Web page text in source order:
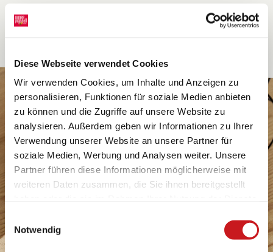
Diese Webseite verwendet Cookies
Wir verwenden Cookies, um Inhalte und Anzeigen zu
personalisieren, Funktionen für soziale Medien anbieten
zu können und die Zugriffe auf unsere Website zu
analysieren. Außerdem geben wir Informationen zu Ihrer
Verwendung unserer Website an unsere Partner für
soziale Medien, Werbung und Analysen weiter. Unsere
Partner führen diese Informationen möglicherweise mit
weiteren Daten zusammen, die Sie ihnen bereitgestellt
Datenschutzhinweisen
mehr darüber, wer wir sind, wie
Einwilligungsauswahl
Notwendig